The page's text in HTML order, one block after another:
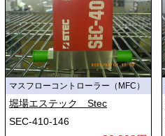
マスフローコントローラー（MFC）
堀場エステック Stec
SEC-410-146